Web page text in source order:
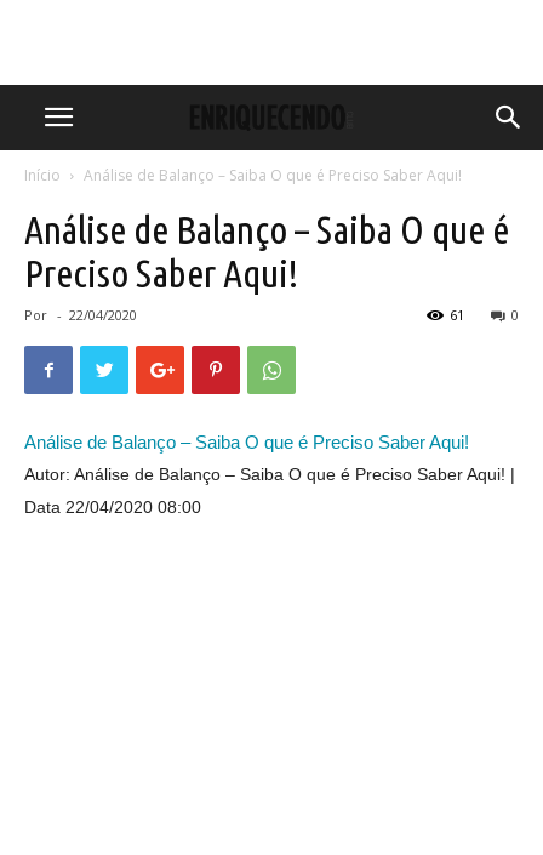
Início Análise de Balanço – Saiba O que é Preciso Saber Aqui!
Análise de Balanço – Saiba O que é
Preciso Saber Aqui!
Por - 22/04/2020 0
61
Análise de Balanço – Saiba O que é Preciso Saber Aqui!
Autor: Análise de Balanço – Saiba O que é Preciso Saber Aqui!
Data 22/04/2020 08:00